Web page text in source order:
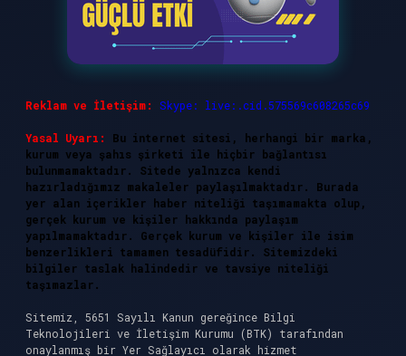
Reklam ve İletişim: Skype: live:.cid.575569c608265c69
Yasal Uyarı:
Bu internet sitesi, herhangi bir marka,
kurum veya şahıs şirketi ile hiçbir bağlantısı
bulunmamaktadır. Sitede yalnızca kendi
hazırladığımız makaleler paylaşılmaktadır. Burada
yer alan içerikler haber niteliği taşımamakta olup,
gerçek kurum ve kişiler hakkında paylaşım
yapılmamaktadır. Gerçek kurum ve kişiler ile isim
benzerlikleri tamamen tesadüfidir. Sitemizdeki
bilgiler taslak halindedir ve tavsiye niteliği
taşımazlar.
Sitemiz, 5651 Sayılı Kanun gereğince Bilgi
Teknolojileri ve İletişim Kurumu (BTK) tarafından
onaylanmış bir Yer Sağlayıcı olarak hizmet